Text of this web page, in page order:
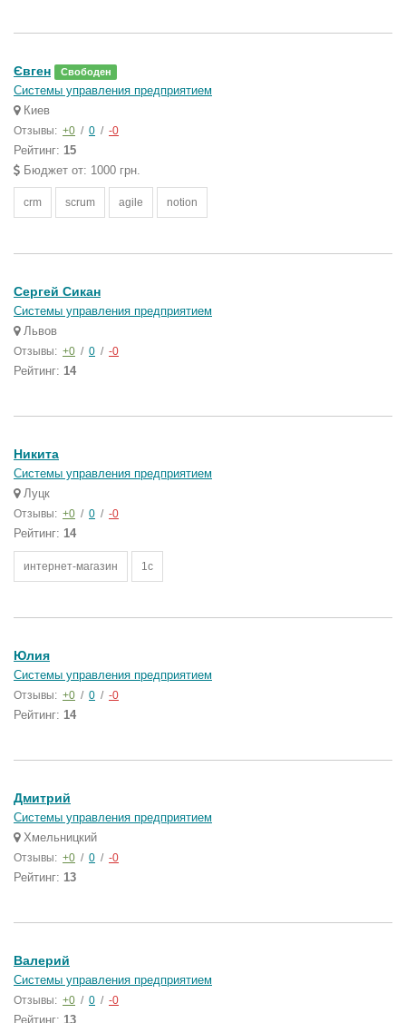
Євген Свободен
Системы управления предприятием
Киев
Отзывы: +0 / 0 / -0
Рейтинг: 15
Бюджет от: 1000 грн.
crm scrum agile notion
Сергей Сикан
Системы управления предприятием
Львов
Отзывы: +0 / 0 / -0
Рейтинг: 14
Никита
Системы управления предприятием
Луцк
Отзывы: +0 / 0 / -0
Рейтинг: 14
интернет-магазин 1с
Юлия
Системы управления предприятием
Отзывы: +0 / 0 / -0
Рейтинг: 14
Дмитрий
Системы управления предприятием
Хмельницкий
Отзывы: +0 / 0 / -0
Рейтинг: 13
Валерий
Системы управления предприятием
Отзывы: +0 / 0 / -0
Рейтинг: 13